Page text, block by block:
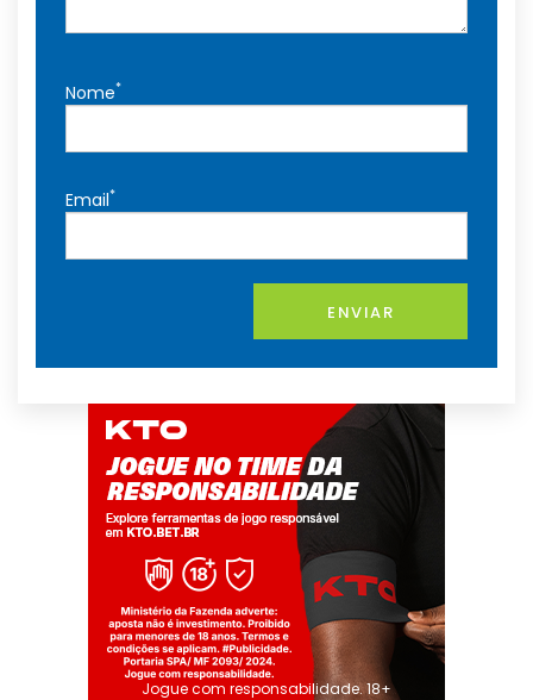
Nome*
Email*
ENVIAR
Jogue com responsabilidade. 18+